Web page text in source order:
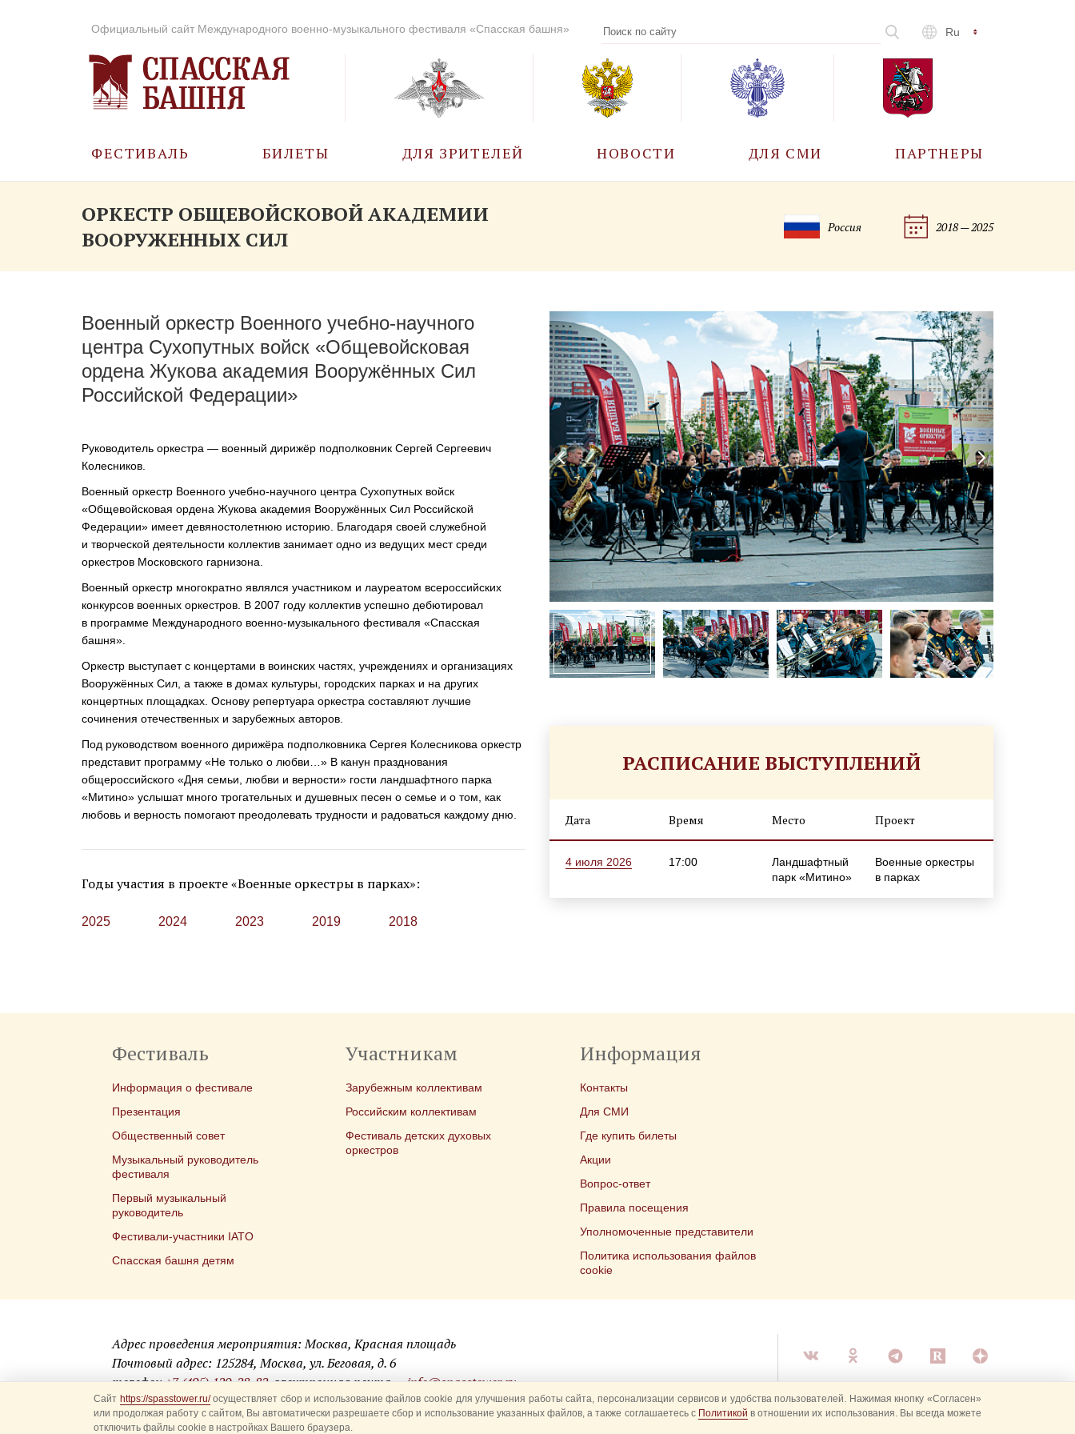
Официальный сайт Международного военно-музыкального фестиваля «Спасская башня» Ru
ФЕСТИВАЛЬ
ИСТОРИЯ
МУЗЫКА В ГОДЫ
ВОВ
ОРКЕСТРЫ В
ПАРКАХ
СПАССКАЯ БАШНЯ
ДЕТЯМ
БИЛЕТЫ ДЛЯ ЗРИТЕЛЕЙ
ПРАВИЛА ПОСЕЩЕНИЯ
УПОЛНОМОЧЕННЫЕ
НОВОСТИ ДЛЯ СМИ ПАРТНЕРЫ
ОРКЕСТР ОБЩЕВОЙСКОВОЙ АКАДЕМИИ
ВООРУЖЕННЫХ СИЛ
Россия 2018 — 2025
Военный оркестр Военного учебно-научного
центра Сухопутных войск «Общевойсковая
ордена Жукова академия Вооружённых Сил
Российской Федерации»
Руководитель оркестра — военный дирижёр подполковник Сергей Сергеевич
Колесников.
Военный оркестр Военного учебно-научного центра Сухопутных войск
«Общевойсковая ордена Жукова академия Вооружённых Сил Российской
Федерации» имеет девяностолетнюю историю. Благодаря своей служебной
и творческой деятельности коллектив занимает одно из ведущих мест среди
оркестров Московского гарнизона.
Военный оркестр многократно являлся участником и лауреатом всероссийских
конкурсов военных оркестров. В 2007 году коллектив успешно дебютировал
в программе Международного военно-музыкального фестиваля «Спасская
башня».
Оркестр выступает с концертами в воинских частях, учреждениях и организациях
Вооружённых Сил, а также в домах культуры, городских парках и на других
концертных площадках. Основу репертуара оркестра составляют лучшие
сочинения отечественных и зарубежных авторов.
Под руководством военного дирижёра подполковника Сергея Колесникова оркестр
представит программу «Не только о любви…» В канун празднования
общероссийского «Дня семьи, любви и верности» гости ландшафтного парка
«Митино» услышат много трогательных и душевных песен о семье и о том, как
любовь и верность помогают преодолевать трудности и радоваться каждому дню.
Годы участия в проекте «Военные оркестры в парках»:
2025 2024 2023 2019 2018
РАСПИСАНИЕ ВЫСТУПЛЕНИЙ
Дата Время Место Проект
4 июля 2026 17:00
Ландшафтный
парк «Митино»
Военные оркестры
в парках
Фестиваль
Информация о фестивале
Презентация
Общественный совет
Музыкальный руководитель
фестиваля
Первый музыкальный
руководитель
Фестивали-участники IATO
Спасская башня детям
Участникам
Зарубежным коллективам
Российским коллективам
Фестиваль детских духовых
оркестров
Информация
Контакты
Для СМИ
Где купить билеты
Акции
Вопрос-ответ
Правила посещения
Уполномоченные представители
Политика использования файлов
cookie
Адрес проведения мероприятия: Москва, Красная площадь
Почтовый адрес: 125284, Москва, ул. Беговая, д. 6
телефон +7 (495) 120-28-82, электронная почта — info@spasstower.ru
© 2009-2025 Официальный сайт фестиваля «Спасская башня»
Сайт https://spasstower.ru/осуществляет сбор и использование файлов cookie для улучшения работы сайта, персонализации сервисов и удобства пользователей. Нажимая кнопку «Согласен»
или продолжая работу с сайтом, Вы автоматически разрешаете сбор и использование указанных файлов, а также соглашаетесь с Политикой в отношении их использования. Вы всегда можете
отключить файлы cookie в настройках Вашего браузера.